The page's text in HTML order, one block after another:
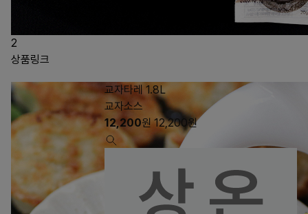
2
상품링크
교자타레 1.8L
교자소스
12,200원 12,200 원